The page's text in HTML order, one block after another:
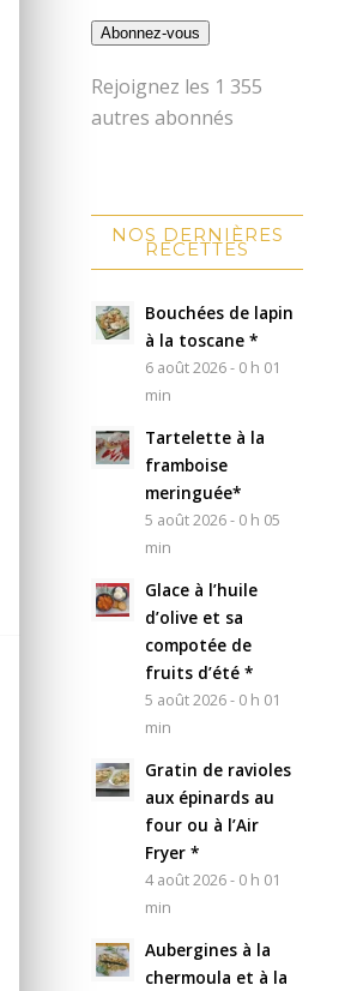
Abonnez-vous
Rejoignez les 1 355
autres abonnés
NOS DERNIÈRES
RECETTES
Bouchées de lapin
à la toscane *
6 août 2026 - 0 h 01
min
Tartelette à la
framboise
meringuée*
5 août 2026 - 0 h 05
min
Glace à l’huile
d’olive et sa
compotée de
fruits d’été *
5 août 2026 - 0 h 01
min
Gratin de ravioles
aux épinards au
four ou à l’Air
Fryer *
4 août 2026 - 0 h 01
min
Aubergines à la
chermoula et à la